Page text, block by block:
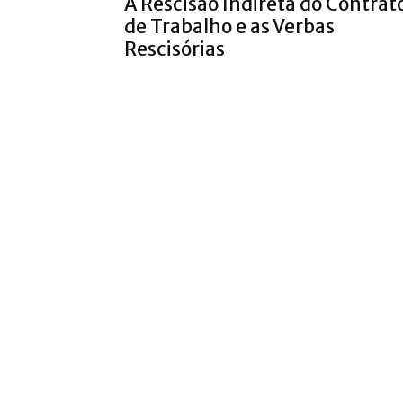
de Trabalho e as Verbas
Rescisórias